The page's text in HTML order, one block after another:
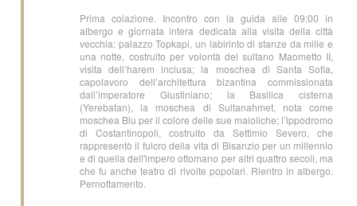
Prima colazione. Incontro con la guida alle 09:00 in
albergo e giornata intera dedicata alla visita della città
vecchia: palazzo Topkapi, un labirinto di stanze da mille e
una notte, costruito per volontà del sultano Maometto II,
visita dell’harem inclusa; la moschea di Santa Sofia,
capolavoro dell’architettura bizantina commissionata
dall’imperatore Giustiniano; la Basilica cisterna
(Yerebatan), la moschea di Sultanahmet, nota come
moschea Blu per il colore delle sue maioliche; l’ippodromo
di Costantinopoli, costruito da Settimio Severo, che
rappresentò il fulcro della vita di Bisanzio per un millennio
e di quella dell'impero ottomano per altri quattro secoli, ma
che fu anche teatro di rivolte popolari. Rientro in albergo.
Pernottamento.